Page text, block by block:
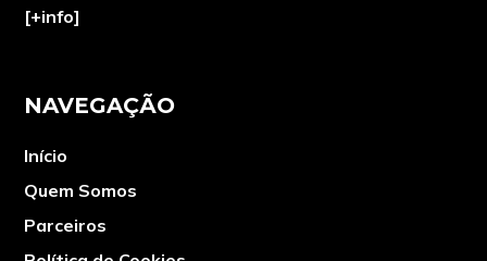
[+info]
NAVEGAÇÃO
Início
Quem Somos
Parceiros